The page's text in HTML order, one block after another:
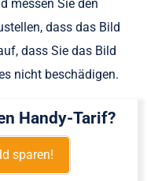
messen Sie den
dass das Bild
dass Sie das Bild
nicht beschädigen.
Handy-Tarif?
sparen!